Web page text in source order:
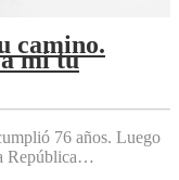
camino.
mí tu
76 años. Luego
República…